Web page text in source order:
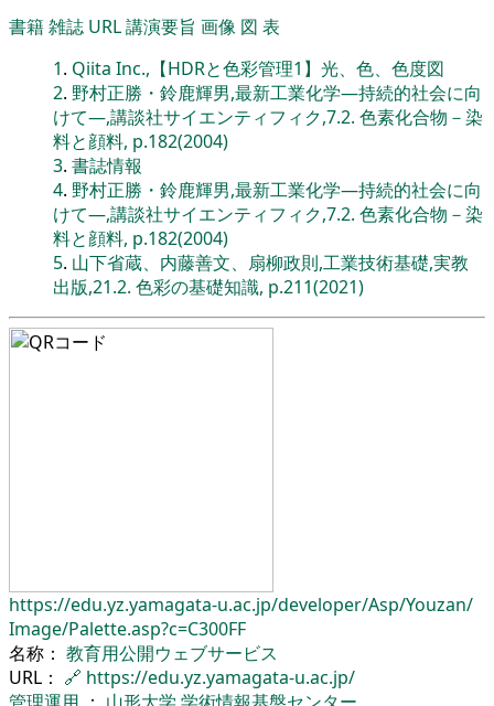
書籍雑誌 URL講演要旨 画像 図 表
1. Qiita Inc.,【HDRと色彩管理1】光、色、色度図
2. 野村正勝・鈴鹿輝男,最新工業化学―持続的社会に向
けて―,講談社サイエンティフィク,7.2. 色素化合物－染
料と顔料, p.182(2004)
3. 書誌情報
4. 野村正勝・鈴鹿輝男,最新工業化学―持続的社会に向
けて―,講談社サイエンティフィク,7.2. 色素化合物－染
料と顔料, p.182(2004)
5. 山下省蔵、内藤善文、扇柳政則,工業技術基礎,実教
出版,21.2. 色彩の基礎知識, p.211(2021)
https://edu.yz.yamagata-u.ac.jp/developer/Asp/Youzan/
Image/Palette.asp?c=C300FF
名称： 教育用公開ウェブサービス
URL： 🔗 https://edu.yz.yamagata-u.ac.jp/